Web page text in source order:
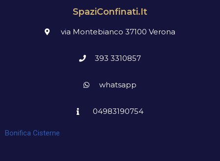
SpaziConfinati.it
via Montebianco 37100 Verona
393 3310857
whatsapp
04983190754
Bonifica Cisterne